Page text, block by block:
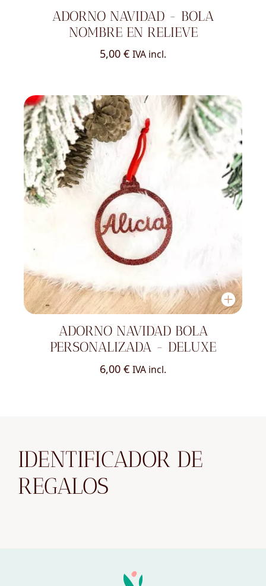
ADORNO NAVIDAD - BOLA
NOMBRE EN RELIEVE
5,00 € IVA incl.
ADORNO NAVIDAD BOLA
PERSONALIZADA - DELUXE
6,00 € IVA incl.
IDENTIFICADOR DE
REGALOS